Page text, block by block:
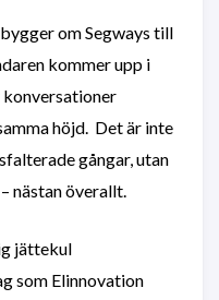
om Segways till
kommer upp i
konversationer
höjd. Det är inte
gångar, utan
nästan överallt.
jättekul
som Elinnovation